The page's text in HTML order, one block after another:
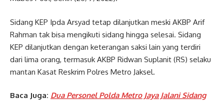
Sidang KEP Ipda Arsyad tetap dilanjutkan meski AKBP Arif
Rahman tak bisa mengikuti sidang hingga selesai. Sidang
KEP dilanjutkan dengan keterangan saksi lain yang terdiri
dari lima orang, termasuk AKBP Ridwan Suplanit (RS) selaku
mantan Kasat Reskrim Polres Metro Jaksel.
Baca Juga: Dua Personel Polda Metro Jaya Jalani Sidang